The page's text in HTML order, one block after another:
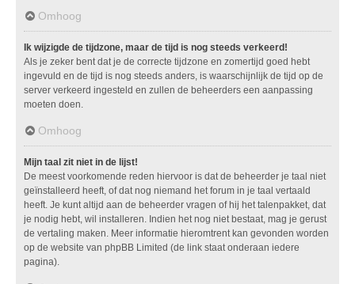
Omhoog
Ik wijzigde de tijdzone, maar de tijd is nog steeds verkeerd!
Als je zeker bent dat je de correcte tijdzone en zomertijd goed hebt
ingevuld en de tijd is nog steeds anders, is waarschijnlijk de tijd op de
server verkeerd ingesteld en zullen de beheerders een aanpassing
moeten doen.
Omhoog
Mijn taal zit niet in de lijst!
De meest voorkomende reden hiervoor is dat de beheerder je taal niet
geïnstalleerd heeft, of dat nog niemand het forum in je taal vertaald
heeft. Je kunt altijd aan de beheerder vragen of hij het talenpakket, dat
je nodig hebt, wil installeren. Indien het nog niet bestaat, mag je gerust
de vertaling maken. Meer informatie hieromtrent kan gevonden worden
op de website van phpBB Limited (de link staat onderaan iedere
pagina).